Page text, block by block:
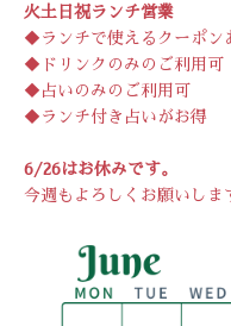
火土日祝ランチ営業
◆ランチで使えるクーポン
◆ドリンクのみのご利用可
◆占いのみのご利用可
◆ランチ付き占いがお得
6/26はお休みです。
今週もよろしくお願いしま